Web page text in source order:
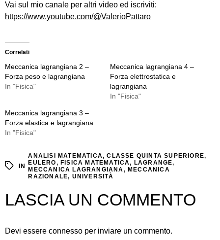
Vai sul mio canale per altri video ed iscriviti:
https://www.youtube.com/@ValerioPattaro
Correlati
Meccanica lagrangiana 2 –
Forza peso e lagrangiana
In "Fisica"
Meccanica lagrangiana 4 –
Forza elettrostatica e
lagrangiana
In "Fisica"
Meccanica lagrangiana 3 –
Forza elastica e lagrangiana
In "Fisica"
IN
ANALISI MATEMATICA,CLASSE QUINTA SUPERIORE,
EULERO, FISICA MATEMATICA, LAGRANGE,
MECCANICA LAGRANGIANA, MECCANICA
RAZIONALE, UNIVERSITÀ
LASCIA UN COMMENTO
Devi essere connesso per inviare un commento.